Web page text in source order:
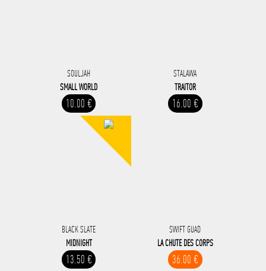
SOULJAH
SMALL WORLD
10.00 €
STALAWA
TRAITOR
16.00 €
BLACK SLATE
MIDNIGHT
13.50 €
SWIFT GUAD
LA CHUTE DES CORPS
36.00 €